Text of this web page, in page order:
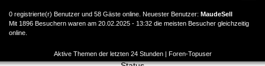
0 registrierte(r) Benutzer und 58 Gäste online. Neuester Benutzer: MaudeSell
Mit 1896 Besuchern waren am 20.02.2025 - 13:32 die meisten Besucher gleichzeitig
online.
Aktive Themen der letzten 24 Stunden| Foren-Topuser